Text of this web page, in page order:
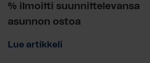
% ilmoitti suunnittelevansa
asunnon ostoa
Lue artikkeli